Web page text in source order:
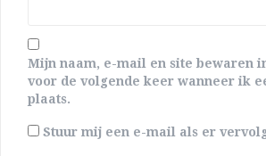
Mijn naam, e-mail en site bewaren
voor de volgende keer wanneer ik
plaats.
Stuur mij een e-mail als er